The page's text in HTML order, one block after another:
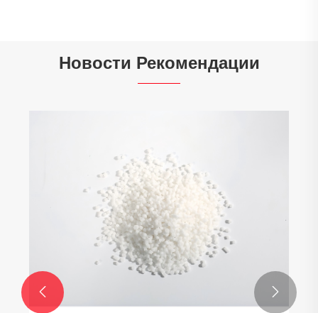
Новости Рекомендации
 